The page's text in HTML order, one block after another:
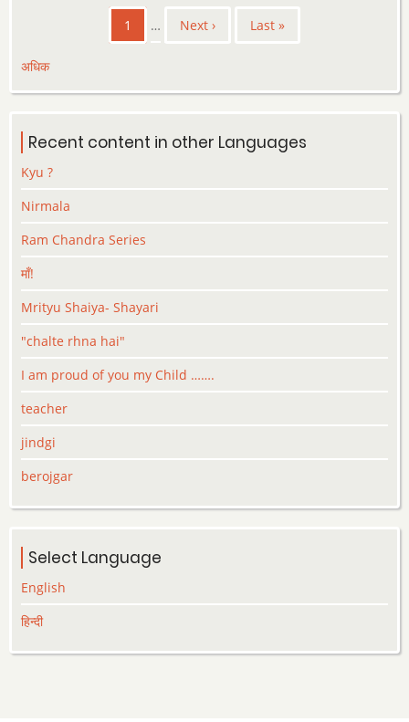
PaginationCurrent
page
1 …
Next
Next ›
Last
Last »
अधिक
Recent content in other Languages
Kyu ?
Nirmala
Ram Chandra Series
माँ!
Mrityu Shaiya- Shayari
"chalte rhna hai"
I am proud of you my Child …….
teacher
jindgi
berojgar
Select Language
English
हिन्दी